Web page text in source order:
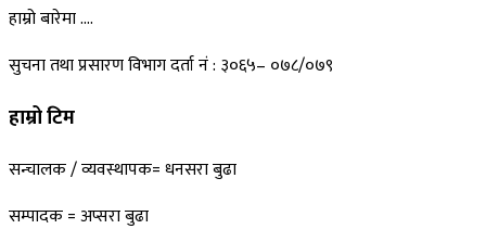
हाम्रो बारेमा ….
सुचना तथा प्रसारण विभाग दर्ता नं : ३०६५– ०७८/०७९
हाम्रो टिम
सन्चालक / व्यवस्थापक= धनसरा बुढा
सम्पादक = अप्सरा बुढा